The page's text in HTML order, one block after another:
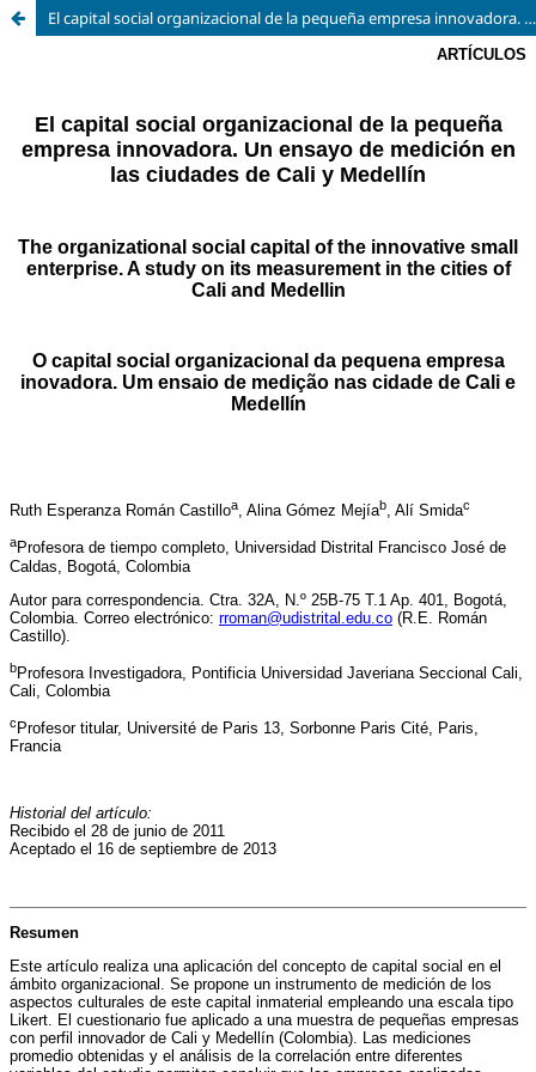
El capital social organizacional de la pequeña empresa innovadora. Un ensayo de medición en las ciudades de Cali y Medellín